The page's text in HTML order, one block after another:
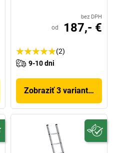
bez DPH
od 187,- €
(2)
9-10 dni
Zobraziť 3 variantov